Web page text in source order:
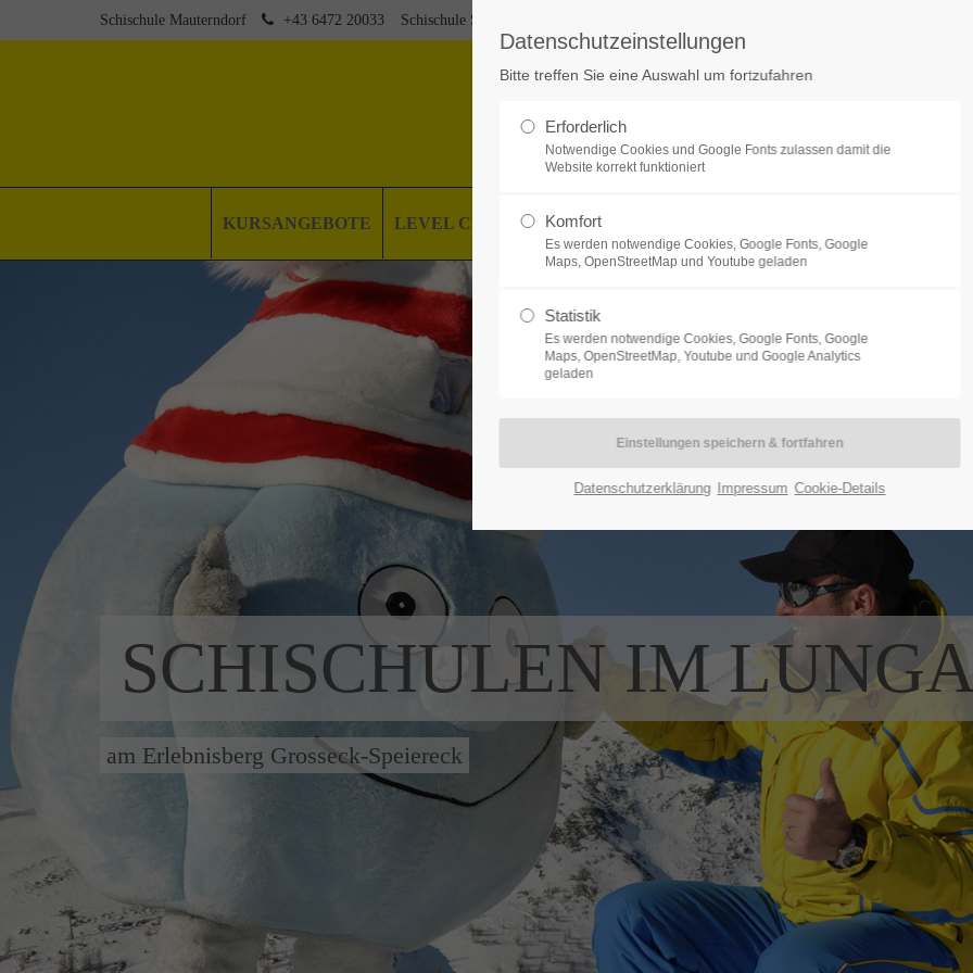
Schischule Mauterndorf +43 6472 20033 Schischule St. Michael
KURSANGEBOTE LEVEL CHECK SCHISCHULE MAUTERNDORF
SCHISCHULEN IM
am Erlebnisberg Grosseck-Speiereck
Datenschutzeinstellungen
Bitte treffen Sie eine Auswahl um fortzufahren
Erforderlich
Notwendige Cookies und Google Fonts zulassen damit die
Website korrekt funktioniert
Komfort
Es werden notwendige Cookies, Google Fonts, Google
Maps, OpenStreetMap und Youtube geladen
Statistik
Es werden notwendige Cookies, Google Fonts, Google
Maps, OpenStreetMap, Youtube und Google Analytics
geladen
Datenschutzerklärung Impressum Cookie-Details